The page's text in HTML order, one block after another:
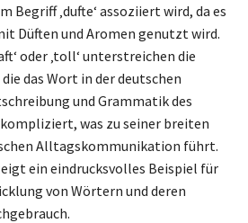
Begriff ‚dufte‘ assoziiert wird, da es
Düften und Aromen genutzt wird.
oder ‚toll‘ unterstreichen die
das Wort in der deutschen
und Grammatik des
was zu seiner breiten
Alltagskommunikation führt.
ein eindrucksvolles Beispiel für
von Wörtern und deren